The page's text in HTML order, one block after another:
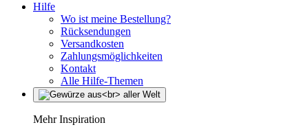
Hilfe
Wo ist meine Bestellung?
Rücksendungen
Versandkosten
Zahlungsmöglichkeiten
Kontakt
Alle Hilfe-Themen
Mehr Inspiration